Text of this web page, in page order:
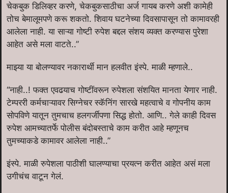
चेकबुक डिलिव्हर करणे, चेकबुकसाठीचा अर्ज गायब करणे अशी कामेही
तोच बेमालूमपणे करू शकतो. शिवाय घटनेच्या दिवसापासून तो कामावरही
आलेला नाही. या साऱ्या गोष्टी रुपेश बद्दल संशय व्यक्त करण्यास पुरेशा
आहेत असे मला वाटते..”
माझ्या या बोलण्यावर नकारार्थी मान हलवीत इंस्पे. माळी म्हणाले..
“नाही..! फक्त एवढयाच गोष्टींवरून रुपेशला संशयित मानता येणार नाही.
टेम्पररी कर्मचाऱ्यावर सिग्नेचर स्कॅनिंग सारखे महत्वाचे व गोपनीय काम
सोपविणे यातून तुमचाच हलगर्जीपणा सिद्ध होतो. आणि.. गेले काही दिवस
रुपेश आमच्यातर्फे पोलीस बंदोबस्ताचे काम करीत आहे म्हणूनच
तुमच्याकडे कामावर आलेला नाही..”
इंस्पे. माळी रुपेशला पाठीशी घालण्याचा प्रयत्न करीत आहेत असं मला
उगीचंच वाटून गेलं.